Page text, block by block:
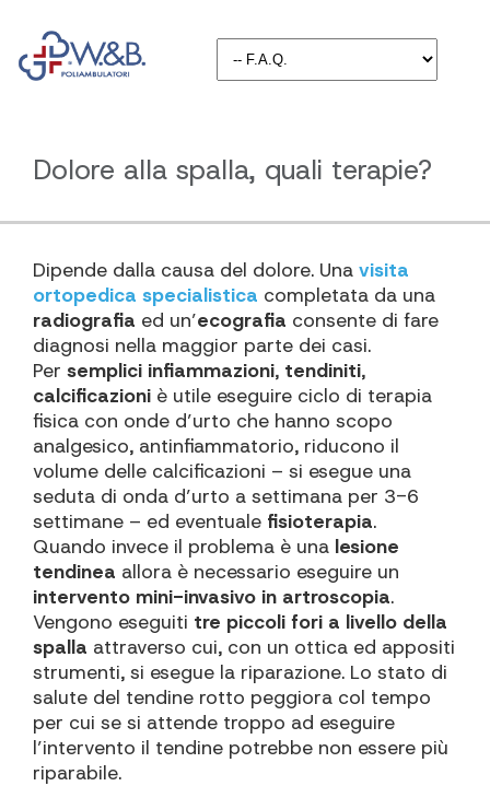
Dolore alla spalla, quali terapie?
Dipende dalla causa del dolore. Una visita
ortopedica specialistica completata da una
radiografia ed un’ecografia consente di fare
diagnosi nella maggior parte dei casi.
Per semplici infiammazioni, tendiniti,
calcificazioni è utile eseguire ciclo di terapia
fisica con onde d’urto che hanno scopo
analgesico, antinfiammatorio, riducono il
volume delle calcificazioni – si esegue una
seduta di onda d’urto a settimana per 3-6
settimane – ed eventuale fisioterapia.
Quando invece il problema è una lesione
tendinea allora è necessario eseguire un
intervento mini-invasivo in artroscopia.
Vengono eseguiti tre piccoli fori a livello della
spalla attraverso cui, con un ottica ed appositi
strumenti, si esegue la riparazione. Lo stato di
salute del tendine rotto peggiora col tempo
per cui se si attende troppo ad eseguire
l’intervento il tendine potrebbe non essere più
riparabile.